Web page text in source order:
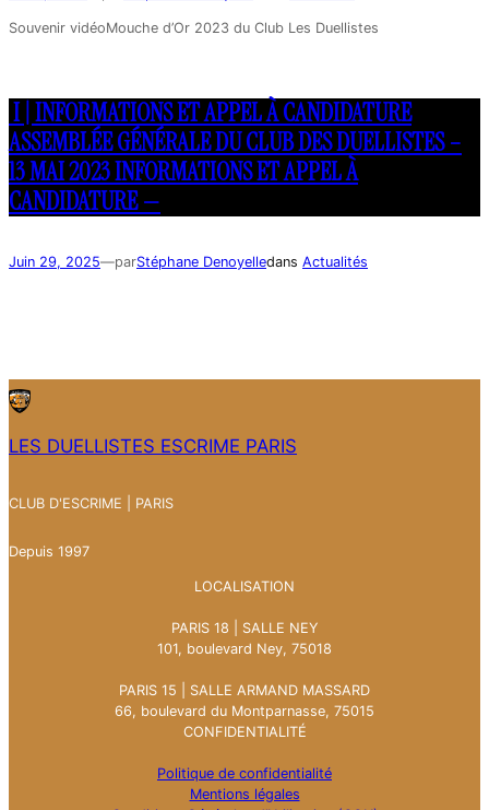
Souvenir vidéoMouche d’Or 2023 du Club Les Duellistes
I | INFORMATIONS ET APPEL À CANDIDATURE
ASSEMBLÉE GÉNÉRALE DU CLUB DES DUELLISTES –
13 MAI 2023 INFORMATIONS ET APPEL À
CANDIDATURE —
Juin 29, 2025—parStéphane Denoyelledans Actualités
LES DUELLISTES ESCRIME PARIS
CLUB D'ESCRIME | PARIS
Depuis 1997
LOCALISATION
PARIS 18 | SALLE NEY
101, boulevard Ney, 75018
PARIS 15 | SALLE ARMAND MASSARD
66, boulevard du Montparnasse, 75015
CONFIDENTIALITÉ
Politique de confidentialité
Mentions légales